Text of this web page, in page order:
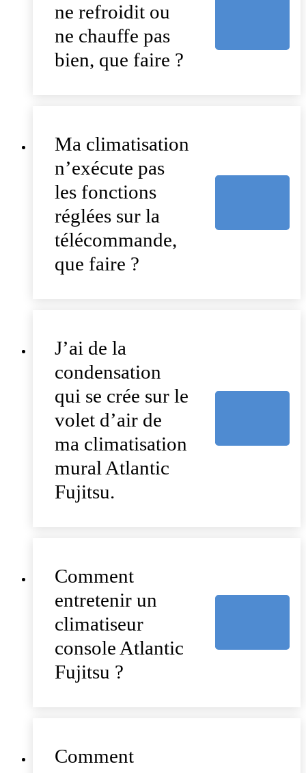
ne refroidit ou
ne chauffe pas
bien, que faire ?
Ma climatisation
n’exécute pas
les fonctions
réglées sur la
télécommande,
que faire ?
J’ai de la
condensation
qui se crée sur le
volet d’air de
ma climatisation
mural Atlantic
Fujitsu.
Comment
entretenir un
climatiseur
console Atlantic
Fujitsu ?
Comment